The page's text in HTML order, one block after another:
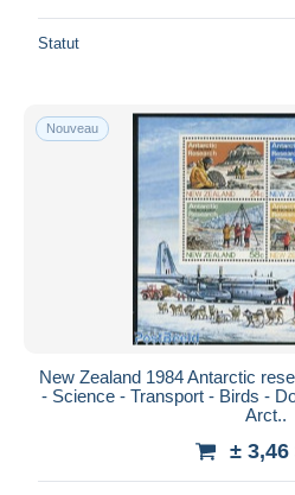
Statut
Nouveau
New Zealand 1984 Antarctic
- Science - Transport - Birds -
Arct..
± 3,46